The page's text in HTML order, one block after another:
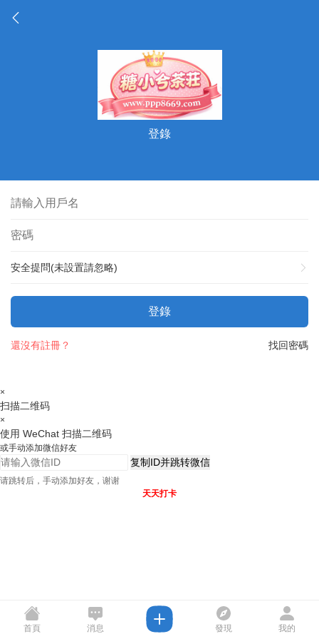
登錄
安全提問(未設置請忽略)
登錄
找回密碼
還沒有註冊？
×
扫描二维码
×
使用 WeChat 扫描二维码
或手动添加微信好友
复制ID并跳转微信
请跳转后，手动添加好友，谢谢
天天打卡
首頁 消息 發現 我的